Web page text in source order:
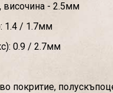
височина - 2.5мм
1.4 / 1.7мм
0.9 / 2.7мм
покритие,